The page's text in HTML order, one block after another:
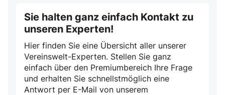
Sie halten ganz einfach Kontakt zu
unseren Experten!
Hier finden Sie eine Übersicht aller unserer
Vereinswelt-Experten. Stellen Sie ganz
einfach über den Premiumbereich Ihre Frage
und erhalten Sie schnellstmöglich eine
Antwort per E-Mail von unserem